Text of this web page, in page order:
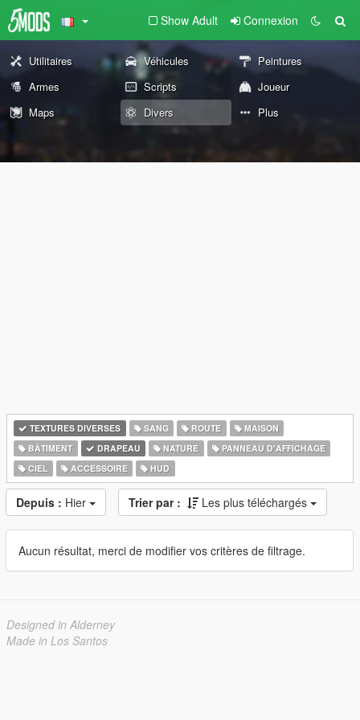
Show Adult Connexion
Utilitaires Véhicules
Peintures
Armes
Scripts
Joueur
Maps
Divers Plus
TEXTURES DIVERSES SANG ROUTE
MAISON
BÂTIMENT
DRAPEAU NATURE
PANNEAU D'AFFICHAGE
CIEL
ACCESSOIRE HUD
Depuis : Hier Trier par : Les plus téléchargés
Aucun résultat, merci de modifier vos critères de filtrage.
Designed in Alderney
Made in Los Santos